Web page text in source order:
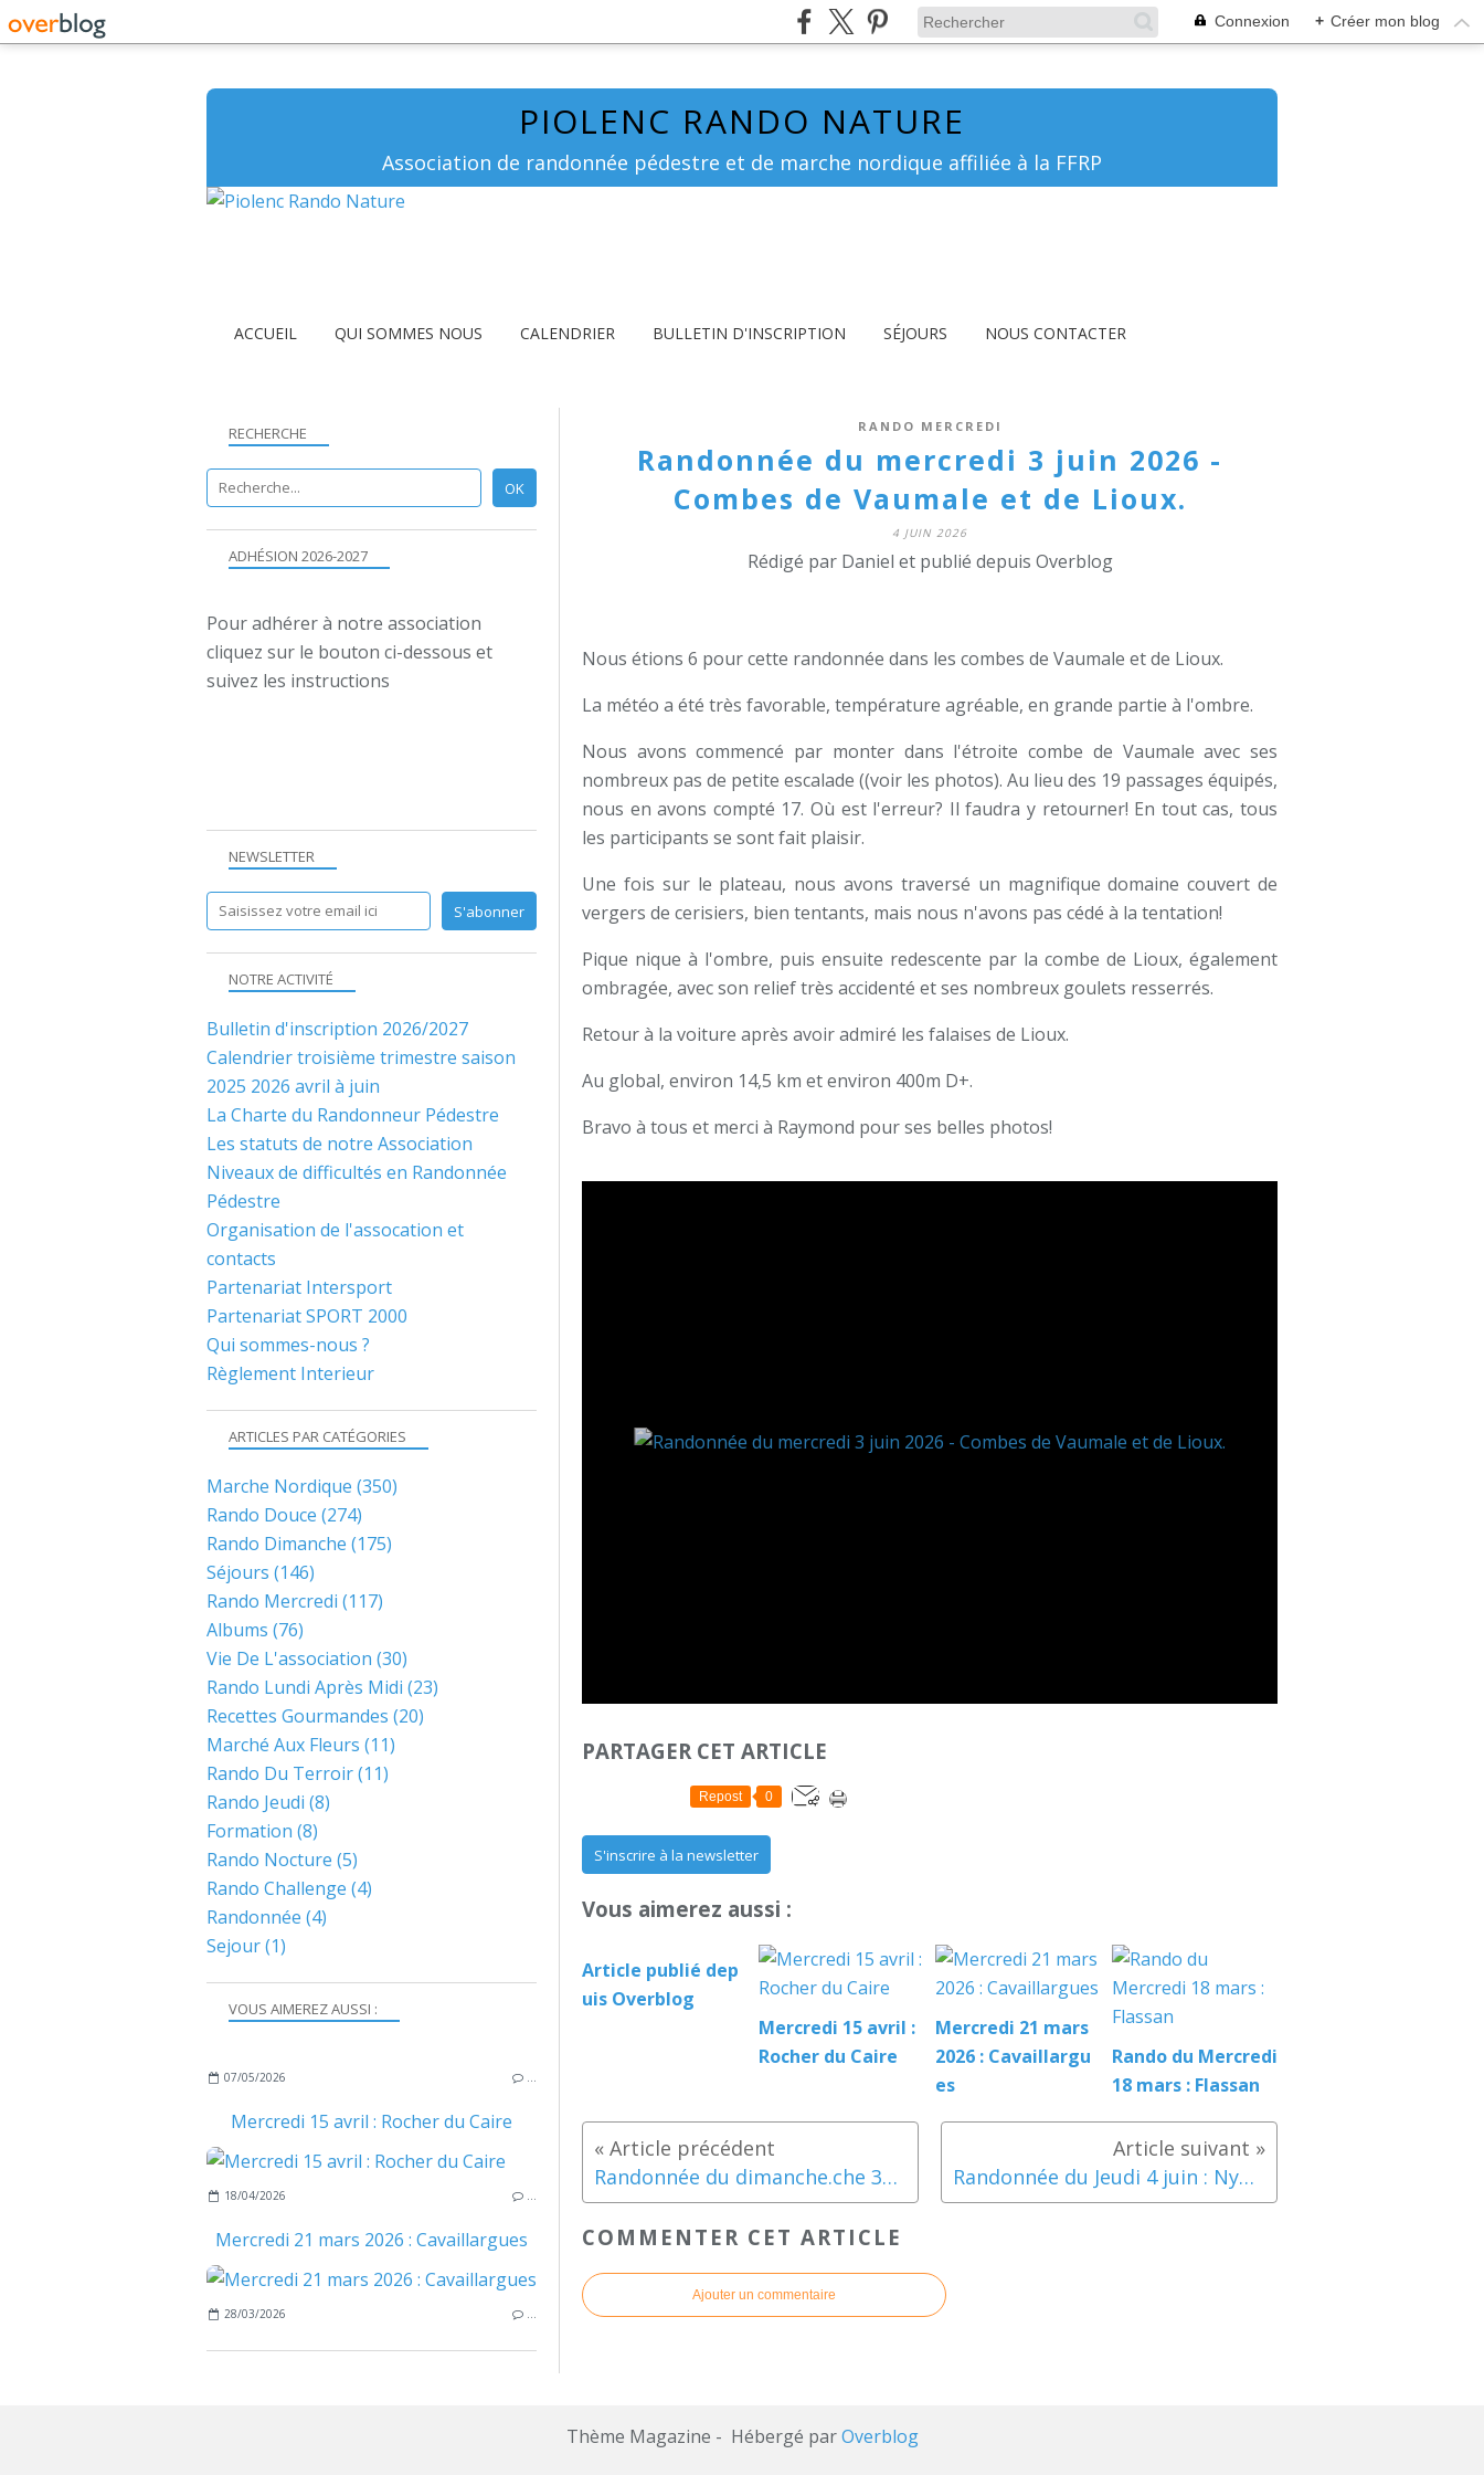
Connexion + Créer mon blog
PIOLENC RANDO NATURE
Association de randonnée pédestre et de marche nordique affiliée à la FFRP
ACCUEIL QUI SOMMES NOUS CALENDRIER BULLETIN D'INSCRIPTION SÉJOURS NOUS CONTACTER
RANDO MERCREDI
Randonnée du mercredi 3 juin 2026 -
Combes de Vaumale et de Lioux.
4 JUIN 2026
Rédigé par Daniel et publié depuis Overblog
Nous étions 6 pour cette randonnée dans les combes de Vaumale et de Lioux.
La météo a été très favorable, température agréable, en grande partie à l'ombre.
Nous avons commencé par monter dans l'étroite combe de Vaumale avec ses
nombreux pas de petite escalade ((voir les photos). Au lieu des 19 passages équipés,
nous en avons compté 17. Où est l'erreur? Il faudra y retourner! En tout cas, tous
les participants se sont fait plaisir.
Une fois sur le plateau, nous avons traversé un magnifique domaine couvert de
vergers de cerisiers, bien tentants, mais nous n'avons pas cédé à la tentation!
Pique nique à l'ombre, puis ensuite redescente par la combe de Lioux, également
ombragée, avec son relief très accidenté et ses nombreux goulets resserrés.
Retour à la voiture après avoir admiré les falaises de Lioux.
Au global, environ 14,5 km et environ 400m D+.
Bravo à tous et merci à Raymond pour ses belles photos!
PARTAGER CET ARTICLE
Repost 0
S'inscrire à la newsletter
Vous aimerez aussi :
Article publié dep
uis Overblog
Mercredi 15 avril :
Rocher du Caire
Mercredi 21 mars
2026 : Cavaillargu
es
Rando du Mercredi
18 mars : Flassan
Randonnée du dimanche.che 31 mai 2026 - Les trois Becs Randonnée du Jeudi 4 juin : Nyons
COMMENTER CET ARTICLE
Ajouter un commentaire
NEWSLETTER
RECHERCHE
VOUS AIMEREZ AUSSI :
07/05/2026 …
Mercredi 15 avril : Rocher du Caire
18/04/2026 …
Mercredi 21 mars 2026 : Cavaillargues
28/03/2026 …
NOTRE ACTIVITÉ
Bulletin d'inscription 2026/2027
Calendrier troisième trimestre saison
2025 2026 avril à juin
La Charte du Randonneur Pédestre
Les statuts de notre Association
Niveaux de difficultés en Randonnée
Pédestre
Organisation de l'assocation et
contacts
Partenariat Intersport
Partenariat SPORT 2000
Qui sommes-nous ?
Règlement Interieur
ARTICLES PAR CATÉGORIES
Marche Nordique (350)
Rando Douce (274)
Rando Dimanche (175)
Séjours (146)
Rando Mercredi (117)
Albums (76)
Vie De L'association (30)
Rando Lundi Après Midi (23)
Recettes Gourmandes (20)
Marché Aux Fleurs (11)
Rando Du Terroir(11)
Rando Jeudi (8)
Formation (8)
Rando Nocture (5)
Rando Challenge (4)
Randonnée (4)
Sejour(1)
ADHÉSION 2026-2027
Pour adhérer à notre association
cliquez sur le bouton ci-dessous et
suivez les instructions
Thème Magazine - Hébergé parOverblog